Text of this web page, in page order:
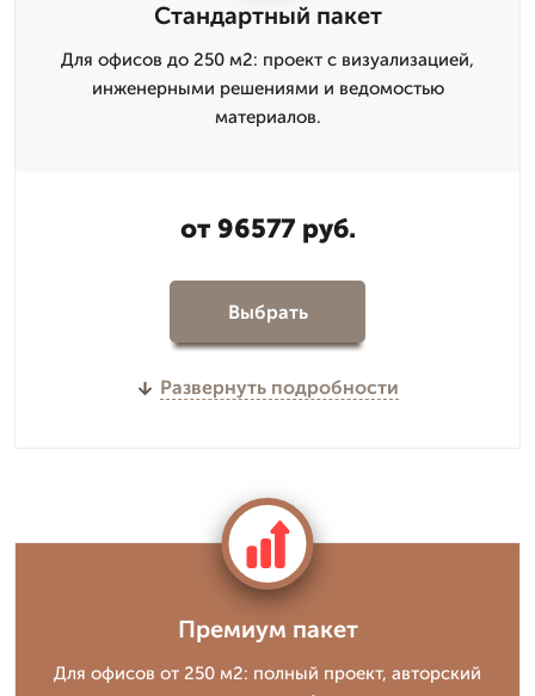
Стандартный пакет
Для офисов до 250 м2: проект с визуализацией,
инженерными решениями и ведомостью
материалов.
от 96577 руб.
Выбрать
Развернуть подробности
Премиум пакет
Для офисов от 250 м2: полный проект, авторский